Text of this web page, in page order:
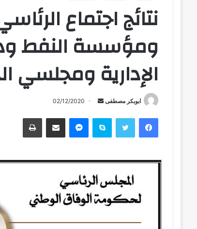
نتائج اجتماع
ومؤسسة النفط
الإدارية ومجلسي
ابوبكر مصطفى
أ
ر
د
ا
إ
02/12/2020
فيسبوك تويتر سكايب ماسنجر مشاركة عبر البريد طباعة